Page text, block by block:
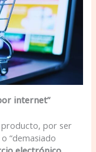
internet”
producto, por ser
“demasiado